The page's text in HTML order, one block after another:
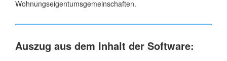
Wohnungseigentumsgemeinschaften.
Auszug aus dem Inhalt der Software: